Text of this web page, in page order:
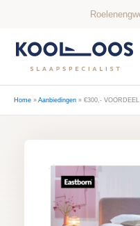
inhoud
Home Aanbiedingen €300,-